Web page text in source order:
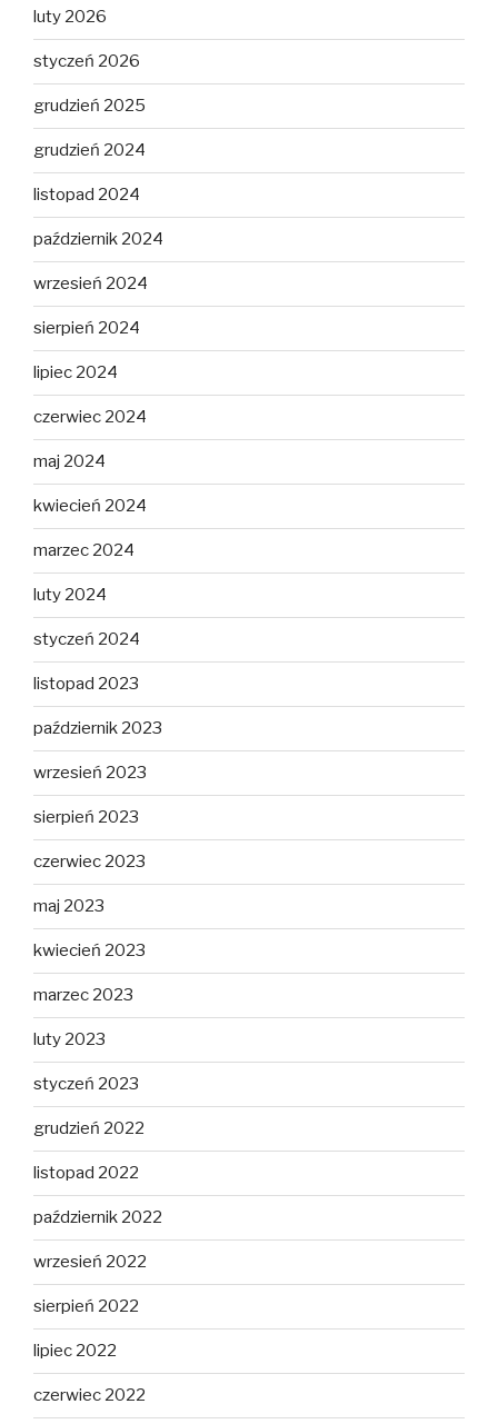
luty 2026
styczeń 2026
grudzień 2025
grudzień 2024
listopad 2024
październik 2024
wrzesień 2024
sierpień 2024
lipiec 2024
czerwiec 2024
maj 2024
kwiecień 2024
marzec 2024
luty 2024
styczeń 2024
listopad 2023
październik 2023
wrzesień 2023
sierpień 2023
czerwiec 2023
maj 2023
kwiecień 2023
marzec 2023
luty 2023
styczeń 2023
grudzień 2022
listopad 2022
październik 2022
wrzesień 2022
sierpień 2022
lipiec 2022
czerwiec 2022